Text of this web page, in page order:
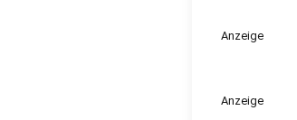
Anzeige
Anzeige